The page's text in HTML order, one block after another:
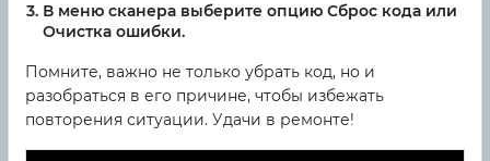
В меню сканера выберите опцию Сброс кода или
Очистка ошибки.
Помните, важно не только убрать код, но и
разобраться в его причине, чтобы избежать
повторения ситуации. Удачи в ремонте!